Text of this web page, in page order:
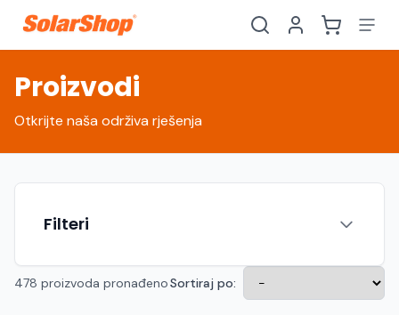
Proizvodi
Otkrijte naša održiva rješenja
Filteri
478 proizvoda pronađenoSortiraj po: